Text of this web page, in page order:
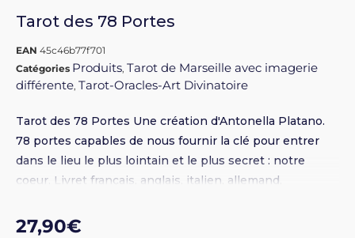
Tarot des 78 Portes
EAN 45c46b77f701
Catégories Produits, Tarot de Marseille avec imagerie
différente, Tarot-Oracles-Art Divinatoire
Tarot des 78 Portes Une création d'Antonella Platano.
78 portes capables de nous fournir la clé pour entrer
dans le lieu le plus lointain et le plus secret : notre
coeur. Livret français, anglais, italien, allemand,
27,90€